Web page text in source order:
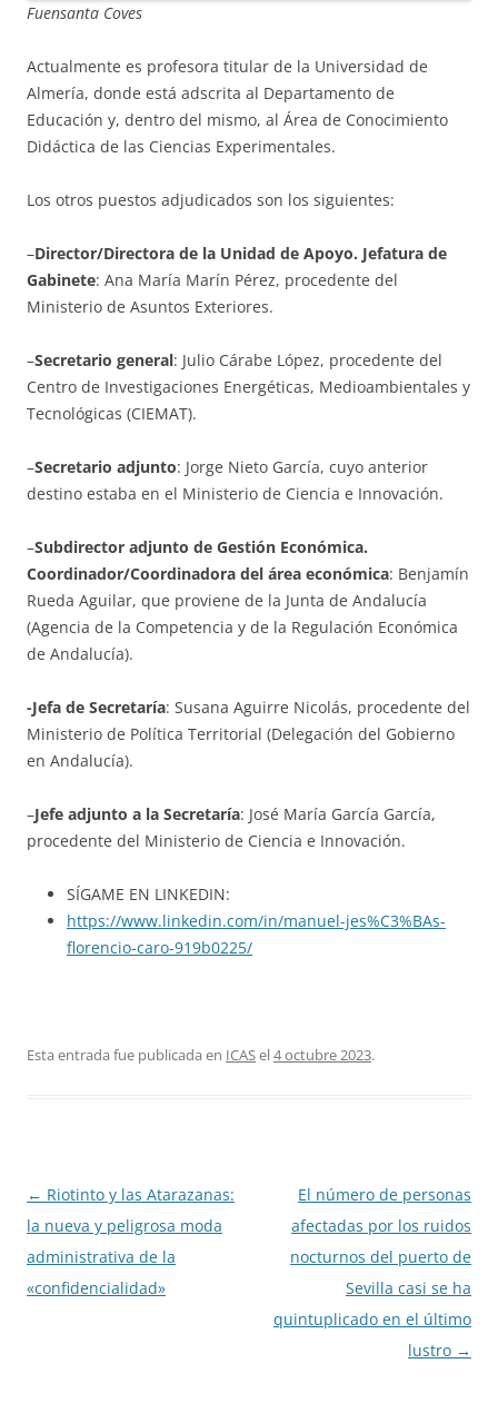
Fuensanta Coves
Actualmente es profesora titular de la Universidad de
Almería, donde está adscrita al Departamento de
Educación y, dentro del mismo, al Área de Conocimiento
Didáctica de las Ciencias Experimentales.
Los otros puestos adjudicados son los siguientes:
–Director/Directora de la Unidad de Apoyo. Jefatura de
Gabinete: Ana María Marín Pérez, procedente del
Ministerio de Asuntos Exteriores.
–Secretario general: Julio Cárabe López, procedente del
Centro de Investigaciones Energéticas, Medioambientales y
Tecnológicas (CIEMAT).
–Secretario adjunto: Jorge Nieto García, cuyo anterior
destino estaba en el Ministerio de Ciencia e Innovación.
–Subdirector adjunto de Gestión Económica.
Coordinador/Coordinadora del área económica: Benjamín
Rueda Aguilar, que proviene de la Junta de Andalucía
(Agencia de la Competencia y de la Regulación Económica
de Andalucía).
-Jefa de Secretaría: Susana Aguirre Nicolás, procedente del
Ministerio de Política Territorial (Delegación del Gobierno
en Andalucía).
–Jefe adjunto a la Secretaría: José María García García,
procedente del Ministerio de Ciencia e Innovación.
SÍGAME EN LINKEDIN:
https://www.linkedin.com/in/manuel-jes%C3%BAs-
florencio-caro-919b0225/
Esta entrada fue publicada en ICASel4 octubre 2023.
Navegación
de
entradas
← Riotinto y las Atarazanas:
la nueva y peligrosa moda
administrativa de la
«confidencialidad»
El número de personas
afectadas por los ruidos
nocturnos del puerto de
Sevilla casi se ha
quintuplicado en el último
lustro →